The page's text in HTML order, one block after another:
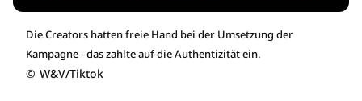
Die Creators hatten freie Hand bei der Umsetzung der
Kampagne - das zahlte auf die Authentizität ein.
© W&V/Tiktok